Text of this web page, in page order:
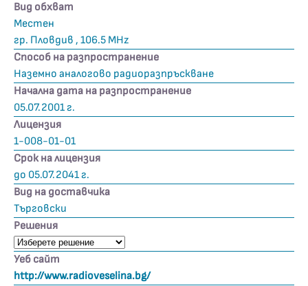
Вид обхват
Местен
гр. Пловдив , 106.5 MHz
Способ на разпространение
Наземно аналогово радиоразпръскване
Начална дата на разпространение
05.07.2001 г.
Лицензия
1-008-01-01
Срок на лицензия
до 05.07.2041 г.
Вид на доставчика
Търговски
Решения
Уеб сайт
http://www.radioveselina.bg/